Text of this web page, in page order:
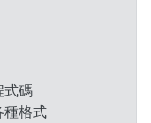
式碼
種格式